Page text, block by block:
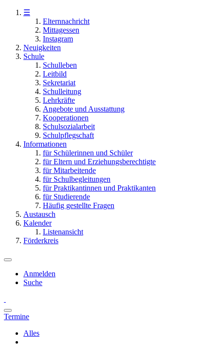
☰
Elternnachricht
Mittagessen
Instagram
Neuigkeiten
Schule
Schulleben
Leitbild
Sekretariat
Schulleitung
Lehrkräfte
Angebote und Ausstattung
Kooperationen
Schulsozialarbeit
Schulpflegschaft
Informationen
für Schülerinnen und Schüler
für Eltern und Erziehungsberechtigte
für Mitarbeitende
für Schulbegleitungen
für Praktikantinnen und Praktikanten
für Studierende
Häufig gestellte Fragen
Austausch
Kalender
Listenansicht
Förderkreis
Anmelden
Suche
Termine
Alles